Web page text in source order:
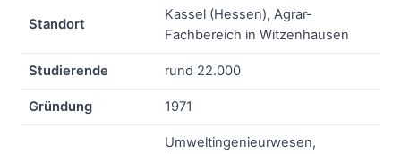
Standort
Kassel (Hessen), Agrar-
Fachbereich in Witzenhausen
Studierende rund 22.000
Gründung 1971
Umweltingenieurwesen,